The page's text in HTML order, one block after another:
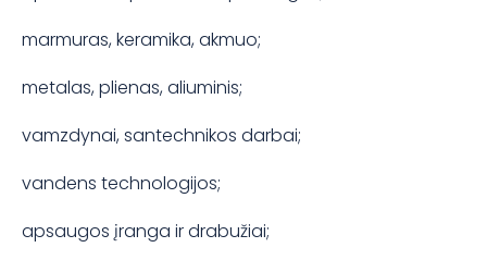
marmuras, keramika, akmuo;
metalas, plienas, aliuminis;
vamzdynai, santechnikos darbai;
vandens technologijos;
apsaugos įranga ir drabužiai;